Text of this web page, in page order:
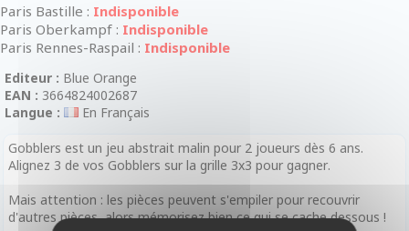
Paris Bastille : Indisponible
Paris Oberkampf : Indisponible
Paris Rennes-Raspail : Indisponible
Editeur : Blue Orange
EAN : 3664824002687
Langue :
En Français
Gobblers est un jeu abstrait malin pour 2 joueurs dès 6 ans.
Alignez 3 de vos Gobblers sur la grille 3x3 pour gagner.
Mais attention : les pièces peuvent s'empiler pour recouvrir
d'autres pièces, alors mémorisez bien ce qui se cache dessous !